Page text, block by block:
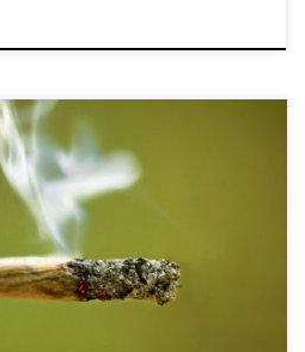
do Polski i mamy okazję coraz
opowiada, nie zawsze spotykają
niemiła sytuacja miała miejsce,